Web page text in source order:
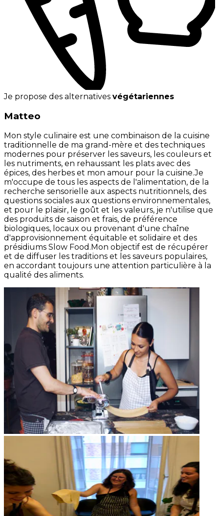
Je propose des alternatives végétariennes
Matteo
Mon style culinaire est une combinaison de la cuisine
traditionnelle de ma grand-mère et des techniques
modernes pour préserver les saveurs, les couleurs et
les nutriments, en rehaussant les plats avec des
épices, des herbes et mon amour pour la cuisine.Je
m'occupe de tous les aspects de l'alimentation, de la
recherche sensorielle aux aspects nutritionnels, des
questions sociales aux questions environnementales,
et pour le plaisir, le goût et les valeurs, je n'utilise que
des produits de saison et frais, de préférence
biologiques, locaux ou provenant d'une chaîne
d'approvisionnement équitable et solidaire et des
présidiums Slow Food.Mon objectif est de récupérer
et de diffuser les traditions et les saveurs populaires,
en accordant toujours une attention particulière à la
qualité des aliments.